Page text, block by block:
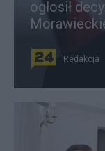
ogłosił
Redakcja